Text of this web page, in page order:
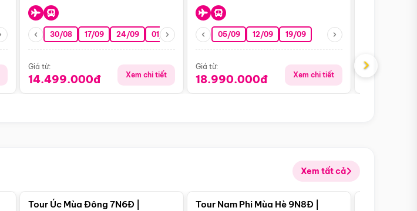
30/08 17/09 24/09 01/10 15/10 29/10
Giá từ:
14.499.000đ Xem chi tiết
05/09 12/09 19/09
Giá từ:
18.990.000đ Xem chi tiết
Giá từ:
›
Xem tất cả
Tour Úc Mùa Đông 7N6Đ |
Điểm nổi bật
Tour Nam Phi Mùa Hè 9N8Đ |